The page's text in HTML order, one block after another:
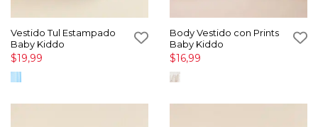
Vestido Tul Estampado
Baby Kiddo
$19,99
Body Vestido con Prints
Baby Kiddo
$16,99